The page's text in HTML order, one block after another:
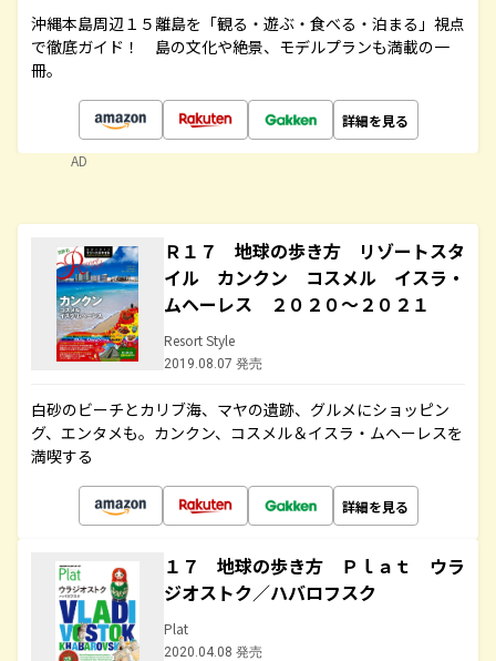
沖縄本島周辺１５離島を「観る・遊ぶ・食べる・泊まる」視点
で徹底ガイド！ 島の文化や絶景、モデルプランも満載の一
冊。
詳細を見る
AD
Ｒ１７ 地球の歩き方 リゾートスタ
イル カンクン コスメル イスラ・
ムヘーレス ２０２０～２０２１
Resort Style
2019.08.07 発売
白砂のビーチとカリブ海、マヤの遺跡、グルメにショッピン
グ、エンタメも。カンクン、コスメル＆イスラ・ムヘーレスを
満喫する
詳細を見る
１７ 地球の歩き方 Ｐｌａｔ ウラ
ジオストク／ハバロフスク
Plat
2020.04.08 発売